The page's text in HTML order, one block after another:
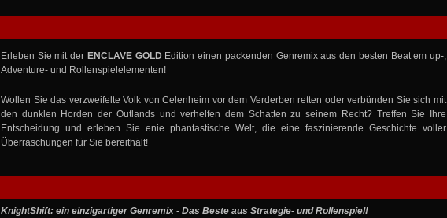
Erleben Sie mit der ENCLAVE GOLD Edition einen packenden Genremix aus den besten Beat em up-,
Adventure- und Rollenspielelementen!
Wollen Sie das verzweifelte Volk von Celenheim vor dem Verderben retten oder verbünden Sie sich mit
den dunklen Horden der Outlands und verhelfen dem Schatten zu seinem Recht? Treffen Sie Ihre
Entscheidung und erleben Sie enie phantastische Welt, die eine faszinierende Geschichte voller
Überraschungen für Sie bereithält!
KnightShift: ein einzigartiger Genremix - Das Beste aus Strategie- und Rollenspiel!